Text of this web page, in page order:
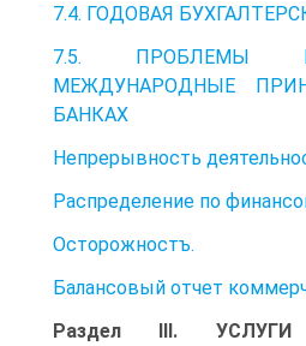
7.4. ГОДОВАЯ
7.5. ПРОБЛЕМЫ
МЕЖДУНАРОДНЫЕ
БАНКАХ
Непрерывность
Распределение по
Осторожностъ.
Балансовый отчет
Раздел III.